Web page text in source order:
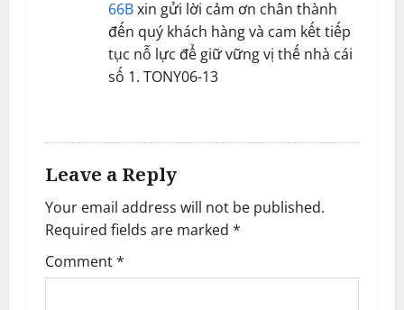
66Bxin gửi lời cảm ơn chân thành
đến quý khách hàng và cam kết tiếp
tục nỗ lực để giữ vững vị thế nhà cái
số 1. TONY06-13
Leave a Reply
Your email address will not be published.
Required fields are marked *
Comment*